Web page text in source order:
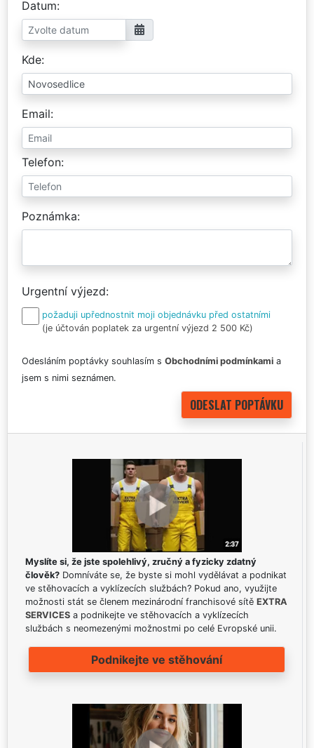
Datum
Kde
Email
Telefon
Poznámka
Urgentní výjezd
požaduji upřednostnit moji objednávku před ostatními
(je účtován poplatek za urgentní výjezd 2 500 Kč)
Odesláním poptávky souhlasím s Obchodními podmínkami a
jsem s nimi seznámen.
Myslíte si, že jste spolehlivý, zručný a fyzicky zdatný
člověk? Domníváte se, že byste si mohl vydělávat a podnikat
ve stěhovacích a vyklízecích službách? Pokud ano, využijte
možnosti stát se členem mezinárodní franchisové sítě EXTRA
SERVICES a podnikejte ve stěhovacích a vyklízecích
službách s neomezenými možnostmi po celé Evropské unii.
Podnikejte ve stěhování